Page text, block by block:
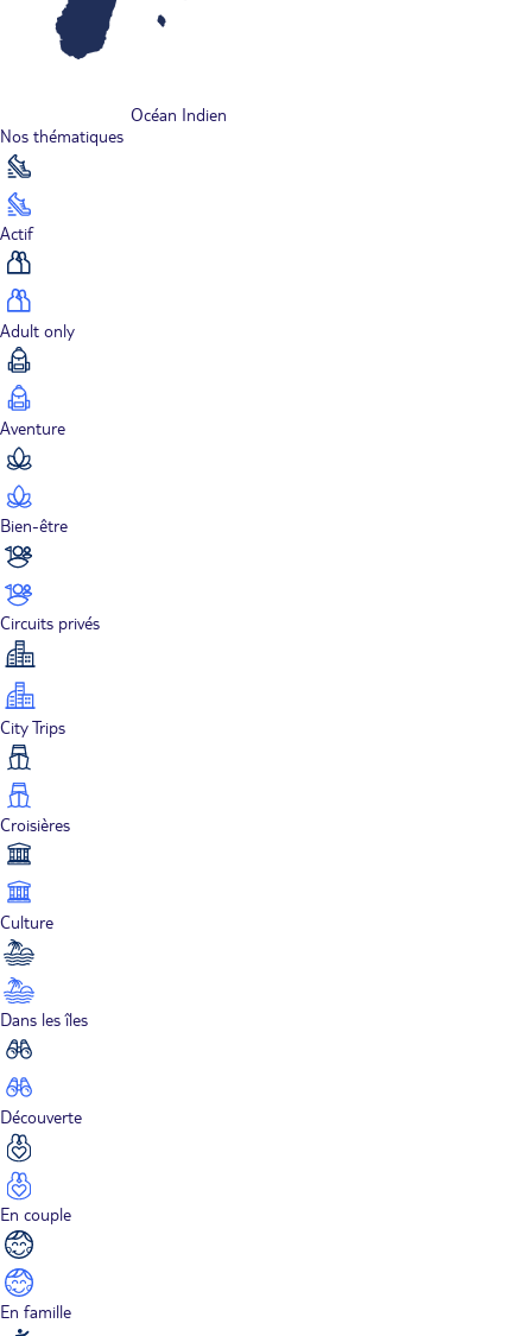
Océan Indien
Nos thématiques
Actif
Adult only
Aventure
Bien-être
Circuits privés
City Trips
Croisières
Culture
Dans les îles
Découverte
En couple
En famille